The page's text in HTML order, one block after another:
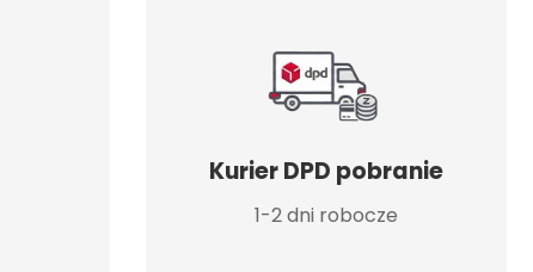
Kurier DPD pobranie
1-2 dni robocze